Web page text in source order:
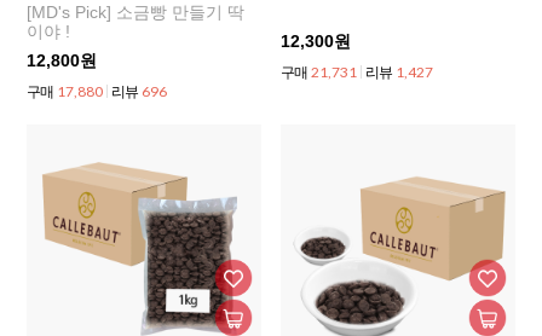
[MD's Pick] 소금빵 만들기 딱
이야 !
12,800원
구매 17,880 리뷰 696
12,300원
구매 21,731 리뷰 1,427